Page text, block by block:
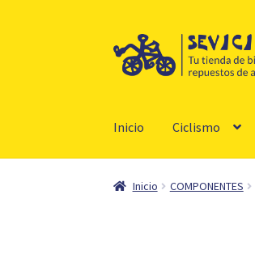
Ir
a
Ir
al
Inicio Ciclismo
Inicio COMPONENTES